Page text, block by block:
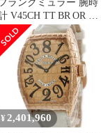
ランクミュラー 腕時
V45CH TT BR OR 鑑
済み ブランド
¥ 2,401,960